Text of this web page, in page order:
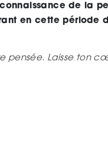
de la
en cette période
pensée. Laisse ton